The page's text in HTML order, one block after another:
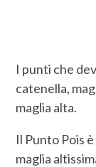
I punti che
catenella,
maglia alta.
Il Punto Pois
maglia